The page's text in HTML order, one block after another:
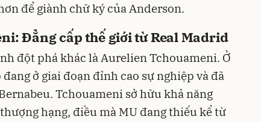
để giành chữ ký của Anderson.
Đẳng cấp thế giới từ Real Madrid
đột phá khác là Aurelien Tchouameni. Ở
ở giai đoạn đỉnh cao sự nghiệp và đã
Tchouameni sở hữu khả năng
hạng, điều mà MU đang thiếu kể từ